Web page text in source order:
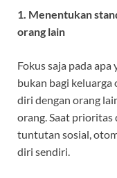
1. Menentukan
orang lain
Fokus saja pada
bukan bagi keluarga
diri dengan orang
orang. Saat
tuntutan sosial,
diri sendiri.